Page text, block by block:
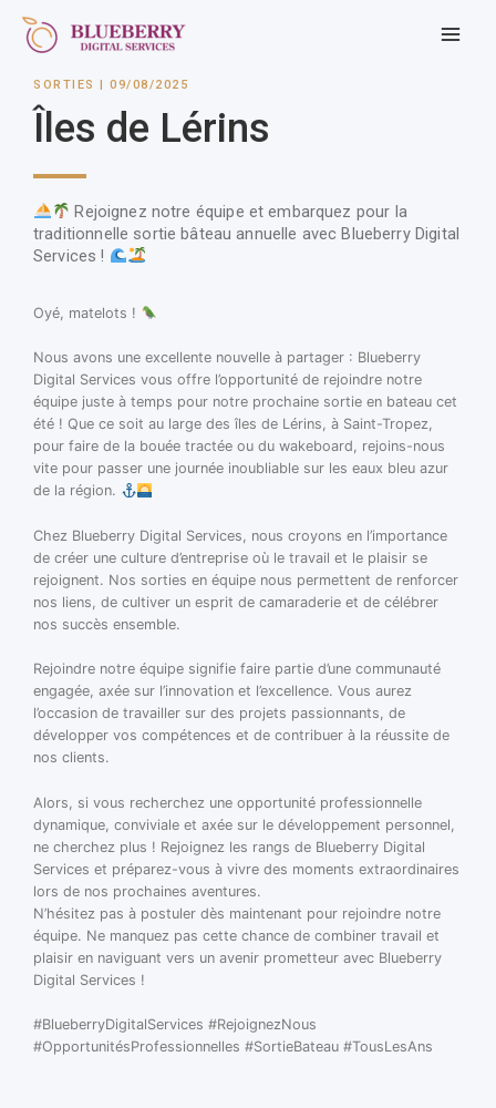
SORTIES | 09/08/2025
Îles de Lérins
Rejoignez notre équipe et embarquez pour la
traditionnelle sortie bâteau annuelle avec Blueberry Digital
Services !
Oyé, matelots !
Nous avons une excellente nouvelle à partager : Blueberry
Digital Services vous offre l’opportunité de rejoindre notre
équipe juste à temps pour notre prochaine sortie en bateau cet
été ! Que ce soit au large des îles de Lérins, à Saint-Tropez,
pour faire de la bouée tractée ou du wakeboard, rejoins-nous
vite pour passer une journée inoubliable sur les eaux bleu azur
de la région.
Chez Blueberry Digital Services, nous croyons en l’importance
de créer une culture d’entreprise où le travail et le plaisir se
rejoignent. Nos sorties en équipe nous permettent de renforcer
nos liens, de cultiver un esprit de camaraderie et de célébrer
nos succès ensemble.
Rejoindre notre équipe signifie faire partie d’une communauté
engagée, axée sur l’innovation et l’excellence. Vous aurez
l’occasion de travailler sur des projets passionnants, de
développer vos compétences et de contribuer à la réussite de
nos clients.
Alors, si vous recherchez une opportunité professionnelle
dynamique, conviviale et axée sur le développement personnel,
ne cherchez plus ! Rejoignez les rangs de Blueberry Digital
Services et préparez-vous à vivre des moments extraordinaires
lors de nos prochaines aventures.
N’hésitez pas à postuler dès maintenant pour rejoindre notre
équipe. Ne manquez pas cette chance de combiner travail et
plaisir en naviguant vers un avenir prometteur avec Blueberry
Digital Services !
#BlueberryDigitalServices #RejoignezNous
#OpportunitésProfessionnelles #SortieBateau #TousLesAns